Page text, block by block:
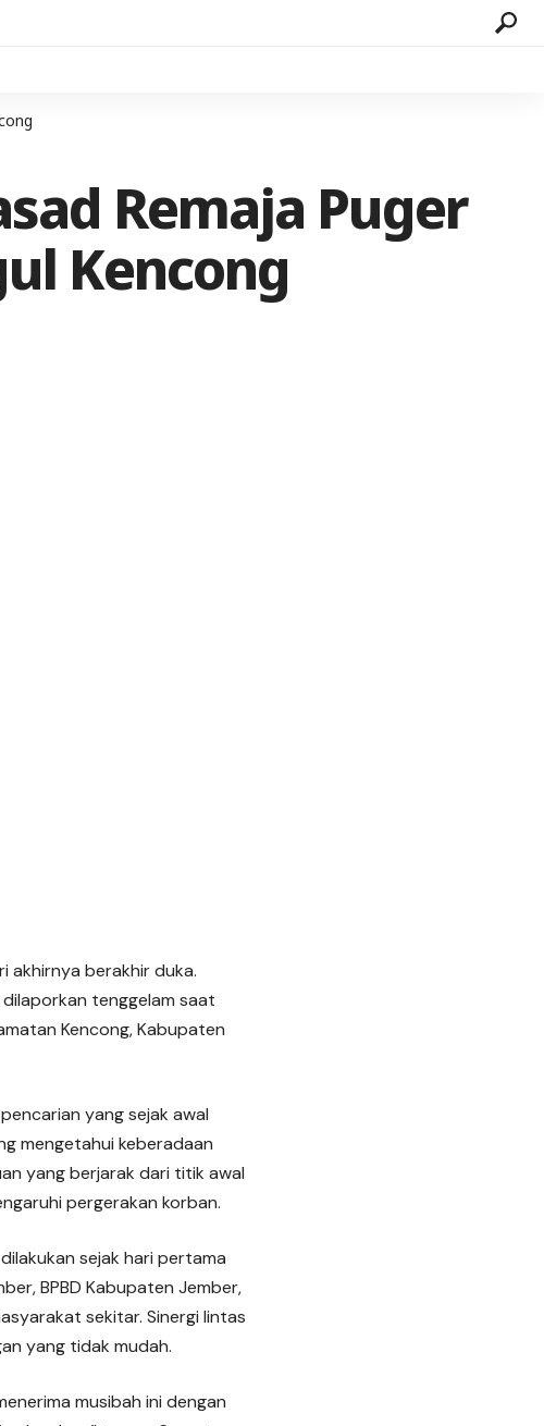
Remaja Puger
Kencong
akhirnya berakhir duka.
dilaporkan tenggelam saat
Kencong, Kabupaten
yang sejak awal
mengetahui keberadaan
yang berjarak dari titik awal
pergerakan korban.
sejak hari pertama
BPBD Kabupaten Jember,
sekitar. Sinergi lintas
yang tidak mudah.
musibah ini dengan